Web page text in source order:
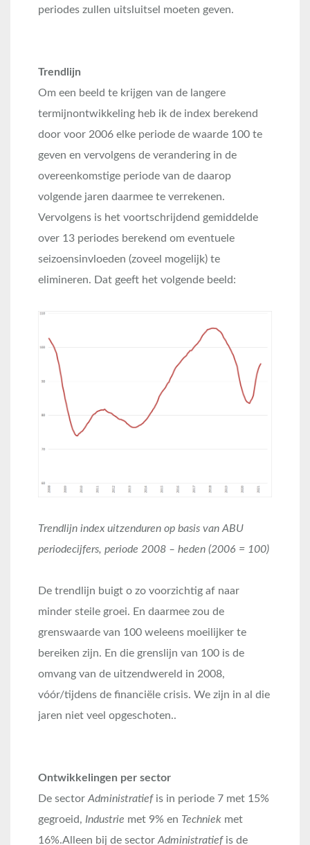
periodes zullen uitsluitsel moeten geven.
Trendlijn
Om een beeld te krijgen van de langere
termijnontwikkeling heb ik de index berekend
door voor 2006 elke periode de waarde 100 te
geven en vervolgens de verandering in de
overeenkomstige periode van de daarop
volgende jaren daarmee te verrekenen.
Vervolgens is het voortschrijdend gemiddelde
over 13 periodes berekend om eventuele
seizoensinvloeden (zoveel mogelijk) te
elimineren. Dat geeft het volgende beeld:
Trendlijn index uitzenduren op basis van ABU
periodecijfers, periode 2008 – heden (2006 = 100)
De trendlijn buigt o zo voorzichtig af naar
minder steile groei. En daarmee zou de
grenswaarde van 100 weleens moeilijker te
bereiken zijn. En die grenslijn van 100 is de
omvang van de uitzendwereld in 2008,
vóór/tijdens de financiële crisis. We zijn in al die
jaren niet veel opgeschoten..
Ontwikkelingen per sector
De sectorAdministratiefis in periode 7 met 15%
gegroeid, Industrie met 9% en Techniek met
16%.Alleen bij de sectorAdministratiefis de